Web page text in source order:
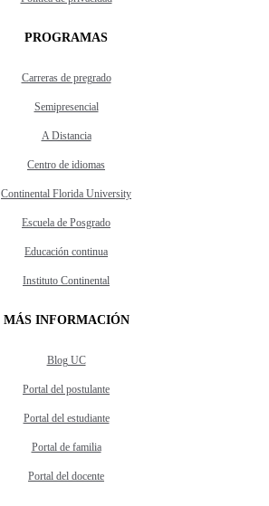
PROGRAMAS
Carreras de pregrado
Semipresencial
A Distancia
Centro de idiomas
Continental Florida University
Escuela de Posgrado
Educación continua
Instituto Continental
MÁS INFORMACIÓN
Blog UC
Portal del postulante
Portal del estudiante
Portal de familia
Portal del docente